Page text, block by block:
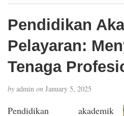
Pendidikan
Pelayaran:
Tenaga
by admin on January 5, 2025
Pendidikan akademik